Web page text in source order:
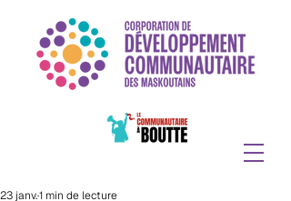
23 janv.1 min de lecture